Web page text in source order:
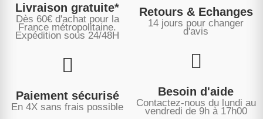
Livraison gratuite*
Dès 60€ d'achat pour la
France métropolitaine.
Expédition sous 24/48H
Retours & Echanges
14 jours pour changer
d'avis
Paiement sécurisé
En 4X sans frais possible
Besoin d'aide
Contactez-nous du lundi au
vendredi de 9h à 17h00